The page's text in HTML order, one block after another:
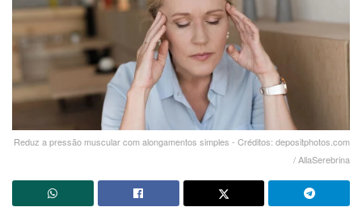
Reduz a pressão muscular com alongamentos simples - Créditos: depositphotos.com
/ AllaSerebrina